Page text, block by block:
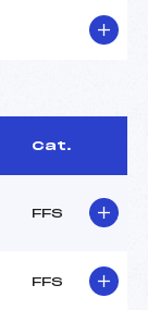
Cat.
FFS
FFS